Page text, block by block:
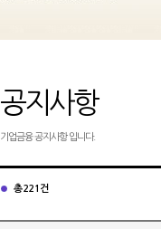
공지사항
기업금융 공지사항 입니다.
총 221건